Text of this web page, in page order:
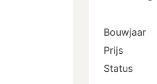
Bouwjaar
Prijs
Status